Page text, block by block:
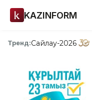
KAZINFORM
Тренд:Сайлау-2026